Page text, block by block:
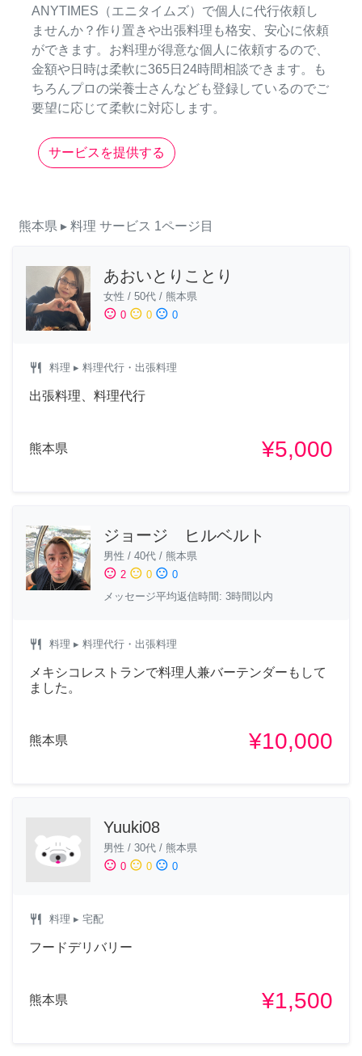
ANYTIMES（エニタイムズ）で個人に代行依頼し
ませんか？作り置きや出張料理も格安、安心に依頼
ができます。お料理が得意な個人に依頼するので、
金額や日時は柔軟に365日24時間相談できます。も
ちろんプロの栄養士さんなども登録しているのでご
要望に応じて柔軟に対応します。
サービスを提供する
熊本県 ▸ 料理 サービス 1ページ目
あおいとりことり
女性 / 50代 / 熊本県
sentiment_satisfied 0 sentiment_neutral 0 sentiment_dissatisfied 0
restaurant 料理 ▸ 料理代行・出張料理
出張料理、料理代行
熊本県 ¥5,000
ジョージ ヒルベルト
男性 / 40代 / 熊本県
sentiment_satisfied 2 sentiment_neutral 0 sentiment_dissatisfied 0
メッセージ平均返信時間: 3時間以内
restaurant 料理 ▸ 料理代行・出張料理
メキシコレストランで料理人兼バーテンダーもして
ました。
熊本県 ¥10,000
Yuuki08
男性 / 30代 / 熊本県
sentiment_satisfied 0 sentiment_neutral 0 sentiment_dissatisfied 0
restaurant 料理 ▸ 宅配
フードデリバリー
熊本県 ¥1,500